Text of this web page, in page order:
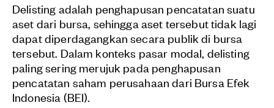
Delisting adalah penghapusan pencatatan suatu
aset dari bursa, sehingga aset tersebut tidak lagi
dapat diperdagangkan secara publik di bursa
tersebut. Dalam konteks pasar modal, delisting
paling sering merujuk pada penghapusan
pencatatan saham perusahaan dari Bursa Efek
Indonesia (BEI).